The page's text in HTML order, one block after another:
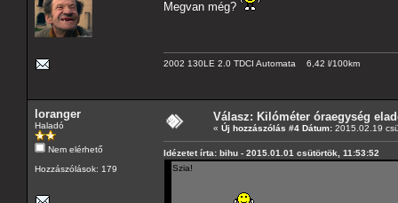
Megvan még?
2002 130LE 2.0 TDCI Automata 6,42 l/100km
loranger
Haladó
Nem elérhető
Hozzászólások: 179
Válasz: Kilóméter óraegység
« Új hozzászólás #4 Dátum: 2015.02.19
Idézetet írta: bihu - 2015.01.01 csütörtök, 11:53:52
Szia!